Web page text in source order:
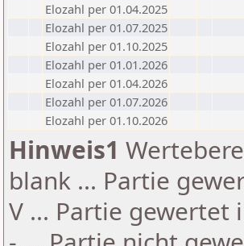
Elozahl per 01.04.2025
Elozahl per 01.07.2025
Elozahl per 01.10.2025
Elozahl per 01.01.2026
Elozahl per 01.04.2026
Elozahl per 01.07.2026
Elozahl per 01.10.2026
Hinweis1
blank ... Partie
V ... Partie gewertet